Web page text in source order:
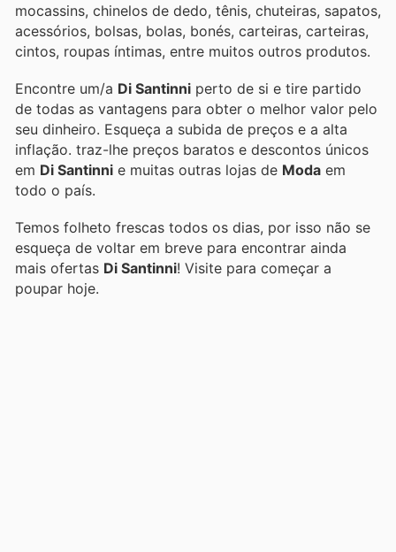
mocassins, chinelos de dedo, tênis, chuteiras, sapatos,
acessórios, bolsas, bolas, bonés, carteiras, carteiras,
cintos, roupas íntimas, entre muitos outros produtos.
Encontre um/a Di Santinni perto de si e tire partido
de todas as vantagens para obter o melhor valor pelo
seu dinheiro. Esqueça a subida de preços e a alta
inflação. traz-lhe preços baratos e descontos únicos
em Di Santinni e muitas outras lojas de Moda em
todo o país.
Temos folheto frescas todos os dias, por isso não se
esqueça de voltar em breve para encontrar ainda
mais ofertas Di Santinni ! Visite para começar a
poupar hoje.